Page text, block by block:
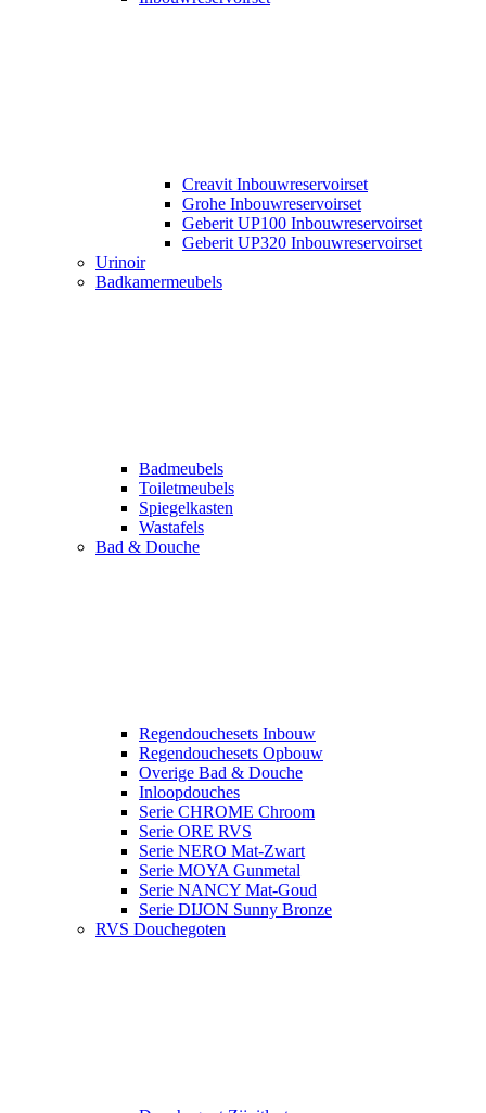
Creavit Inbouwreservoirset
Grohe Inbouwreservoirset
Geberit UP100 Inbouwreservoirset
Geberit UP320 Inbouwreservoirset
Urinoir
Badkamermeubels
Badmeubels
Toiletmeubels
Spiegelkasten
Wastafels
Bad & Douche
Regendouchesets Inbouw
Regendouchesets Opbouw
Overige Bad & Douche
Inloopdouches
Serie CHROME Chroom
Serie ORE RVS
Serie NERO Mat-Zwart
Serie MOYA Gunmetal
Serie NANCY Mat-Goud
Serie DIJON Sunny Bronze
RVS Douchegoten